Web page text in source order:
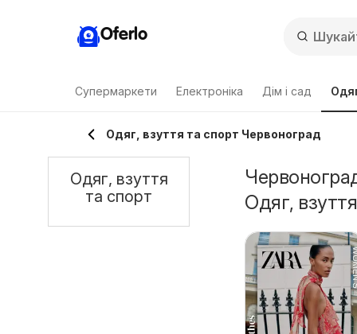
Oferlo
Супермаркети Електроніка Дім і сад
Одяг, взуття та спорт Червоноград
Одяг,
Одяг, взуття
та спорт